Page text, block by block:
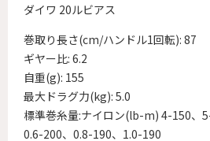
ダイワ 20ルビアス
巻取り長さ(cm/ハンドル1回転): 87
ギヤー比: 6.2
自重(g): 155
最大ドラグ力(kg): 5.0
標準巻糸量:ナイロン(lb-m) 4-150、
0.6-200、0.8-190、1.0-190